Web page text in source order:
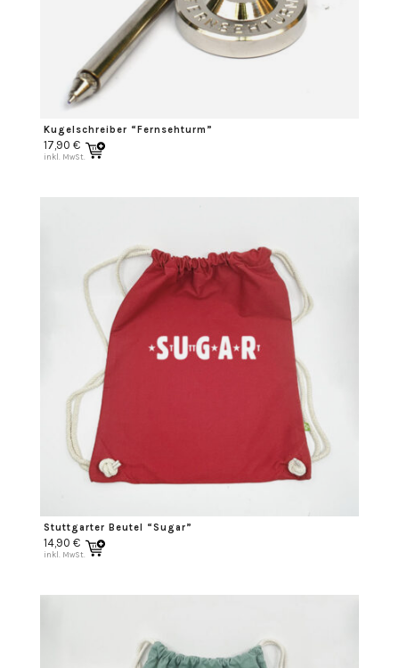
Kugelschreiber “Fernsehturm”
17,90 €
inkl. MwSt.
Stuttgarter Beutel “Sugar”
14,90 €
inkl. MwSt.